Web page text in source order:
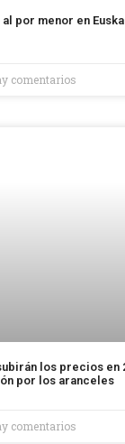
por menor en
comentarios
los precios en
por los aranceles
comentarios